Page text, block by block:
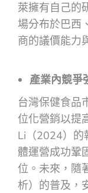
萊擁有自己的
場分布於巴西
商的議價能力
產業內競爭
台灣保健食品
位化營銷以提
Li（2024）的
體運營成功鞏
位。未來，隨
析）的普及，